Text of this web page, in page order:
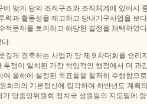
맞게 당의 조직구조와 조직체계에 있어서
력과 활동성을 제고하고 당내기구사업을 보다
적문제를 토의하고 해당한 결정을 채택하였
다.
깊게 경축하는 사업과 당 제９차대회를 승리
투쟁이 일치된 가장 책임적인 행정에서 더 과
올해에 설정된 목표들을 철저히 수행함으로
회의의 기본정신에 립각하여 하반년도 계획의
당중앙위원회 정치국 성원들의 지도밑에 량